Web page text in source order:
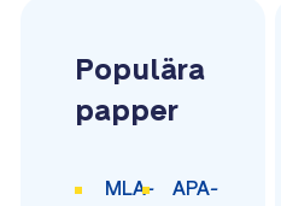
Populära
papper
MLA-
APA-